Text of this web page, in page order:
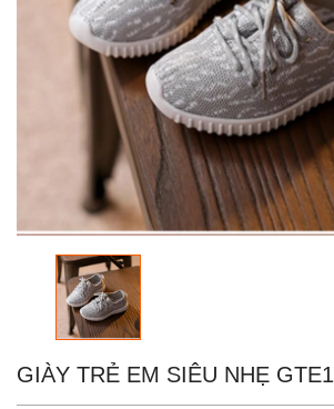
GIÀY TRẺ EM SIÊU NHẸ GTE1